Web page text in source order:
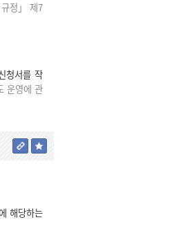
규정」 제7
청서를 작
운영에 관
해당하는